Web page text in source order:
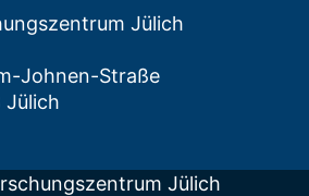
Jülich
Johnen-Straße
Jülich
Jülich